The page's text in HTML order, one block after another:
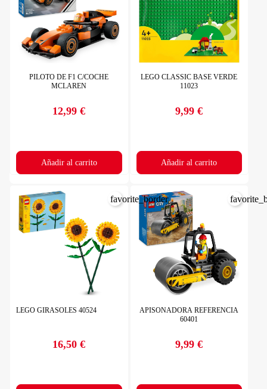
PILOTO DE F1 C/COCHE
MCLAREN
Precio
12,99 €
Añadir al carrito
LEGO CLASSIC BASE VERDE
11023
Precio
9,99 €
Añadir al carrito
LEGO GIRASOLES 40524
Precio
16,50 €
favorite_border
APISONADORA REFERENCIA
60401
Precio
9,99 €